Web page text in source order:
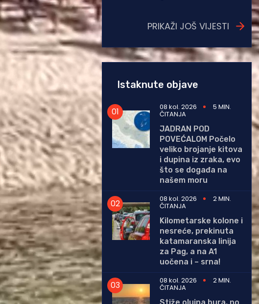
PRIKAŽI JOŠ VIJESTI
Istaknute objave
08 kol. 2026 5 MIN.
ČITANJA
JADRAN POD
POVEĆALOM Počelo
veliko brojanje kitova
i dupina iz zraka, evo
što se događa na
našem moru
08 kol. 2026
2 MIN.
ČITANJA
Kilometarske kolone i
nesreće, prekinuta
katamaranska linija
za Pag, a na A1
uočena i – srna!
08 kol. 2026
2 MIN.
ČITANJA
Stiže olujna bura, no